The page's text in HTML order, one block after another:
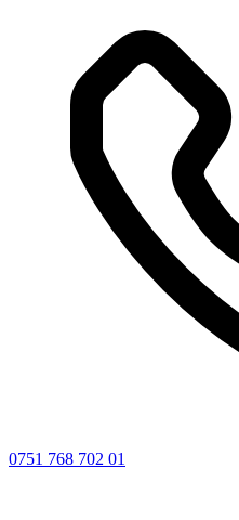
0751 768 702 01